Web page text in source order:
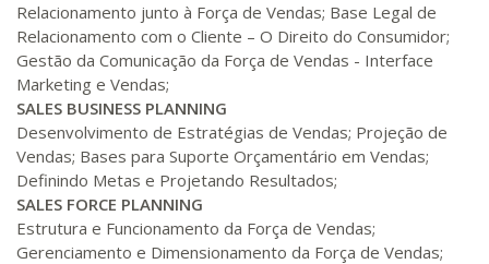
300 H 38dias 120dias
R$ 1.487,06
Matricular
320 H 40dias 120dias
R$ 1.586,20
Matricular
340 H 43dias 120dias
Matricular
Relacionamento junto à Força de Vendas; Base Legal de
Relacionamento com o Cliente – O Direito do Consumidor;
Gestão da Comunicação da Força de Vendas - Interface
Marketing e Vendas;
SALES BUSINESS PLANNING
Desenvolvimento de Estratégias de Vendas; Projeção de
Vendas; Bases para Suporte Orçamentário em Vendas;
Definindo Metas e Projetando Resultados;
SALES FORCE PLANNING
Estrutura e Funcionamento da Força de Vendas;
Gerenciamento e Dimensionamento da Força de Vendas;